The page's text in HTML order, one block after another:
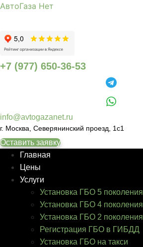
АвтоГаза Нет
+7 (977) 650-36-53
info@avtogazanet.ru
г. Москва, Северянинский проезд, 1с1
Оставить заявку
Главная
Цены
Услуги
Установка ГБО 5 поколения
Установка ГБО 4 поколения
Установка ГБО 2 поколения
Регистрация ГБО в ГИБДД
Установка ГБО на такси